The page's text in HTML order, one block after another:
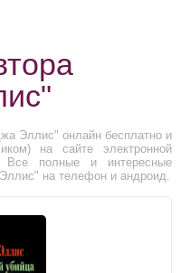
Эллис" онлайн бесплатно и
на сайте электронной
Все полные и интересные
на телефон и андроид.